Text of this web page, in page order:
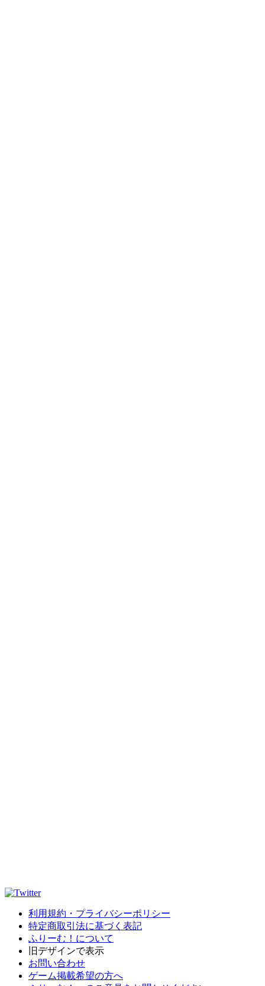
利用規約・プライバシーポリシー
特定商取引法に基づく表記
ふりーむ！について
旧デザインで表示
お問い合わせ
ゲーム掲載希望の方へ